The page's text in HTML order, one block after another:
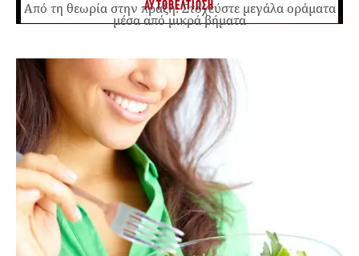
ΑΥΤΟΒΕΛΤΙΩΣΗ
Από τη θεωρία στην πράξη: Στοχεύστε μεγάλα οράματα
μέσα από μικρά βήματα